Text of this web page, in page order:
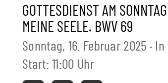
GOTTESDIENST AM
MEINE SEELE. BWV 69
Sonntag, 16. Februar 2025 ·
Start: 11:00 Uhr